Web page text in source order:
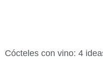
Cócteles con vino: 4